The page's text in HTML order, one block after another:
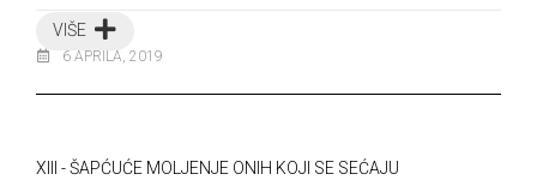
VIŠE
6 APRILA, 2019
XIII - ŠAPĆUĆE MOLJENJE ONIH KOJI SE SEĆAJU